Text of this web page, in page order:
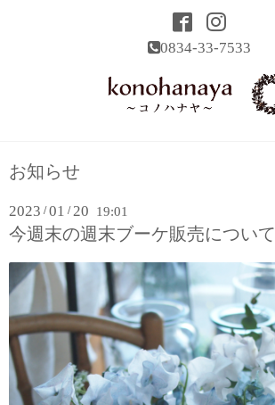
0834-33-7533
お知らせ
2023 /01 /20 19:01
今週末の週末ブーケ販売について